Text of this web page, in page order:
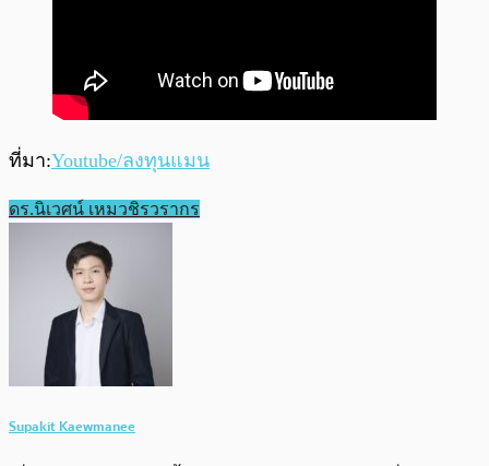
ที่มา:Youtube/ลงทุนแมน
ดร.นิเวศน์ เหมวชิรวรากร
Supakit Kaewmanee